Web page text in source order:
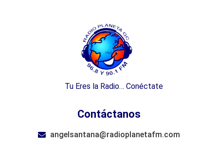
Tu Eres la Radio… Conéctate
Contáctanos
angelsantana@radioplanetafm.com